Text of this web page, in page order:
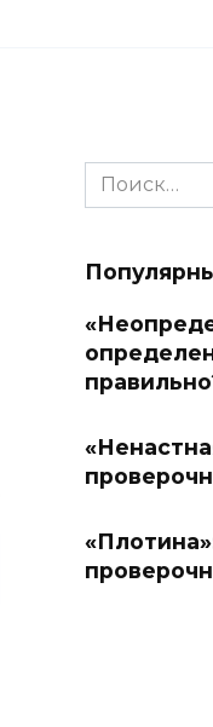
Search
for: